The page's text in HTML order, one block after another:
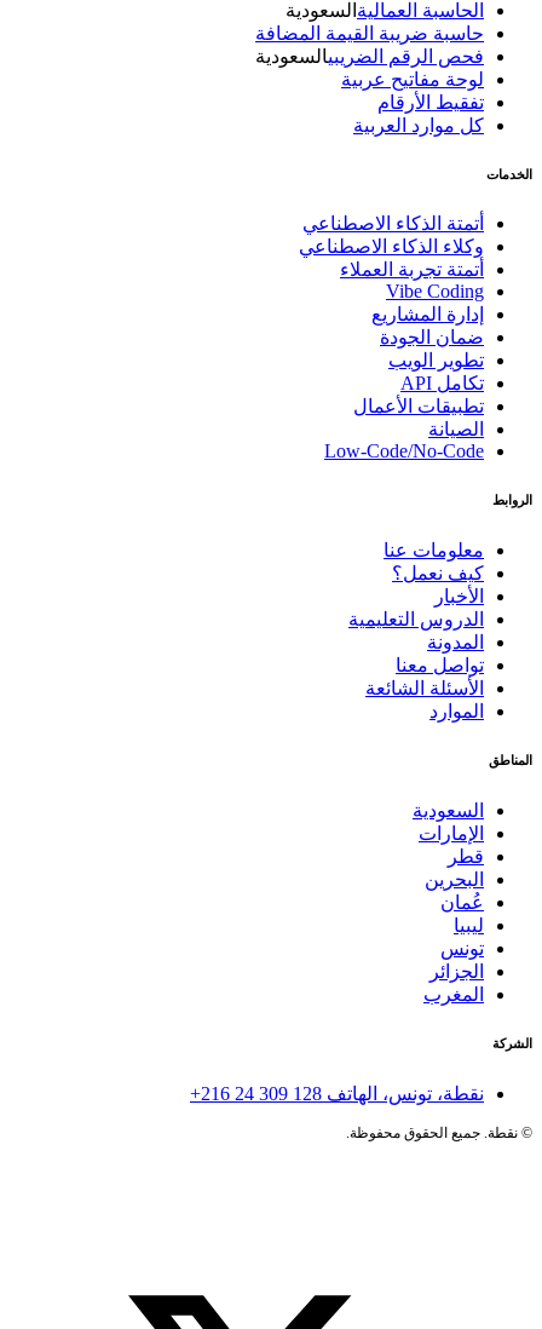
الحاسبة العماليةالسعودية
حاسبة ضريبة القيمة المضافة
فحص الرقم الضريبيالسعودية
لوحة مفاتيح عربية
تفقيط الأرقام
كل موارد العربية
الخدمات
أتمتة الذكاء الاصطناعي
وكلاء الذكاء الاصطناعي
أتمتة تجربة العملاء
Vibe Coding
إدارة المشاريع
ضمان الجودة
تطوير الويب
تكامل API
تطبيقات الأعمال
الصيانة
Low-Code/No-Code
الروابط
معلومات عنا
كيف نعمل؟
الأخبار
الدروس التعليمية
المدونة
تواصل معنا
الأسئلة الشائعة
الموارد
المناطق
السعودية
الإمارات
قطر
البحرين
عُمان
ليبيا
تونس
الجزائر
المغرب
الشركة
نقطة، تونس، الهاتف +216 24 309 128
©نقطة. جميع الحقوق محفوظة.